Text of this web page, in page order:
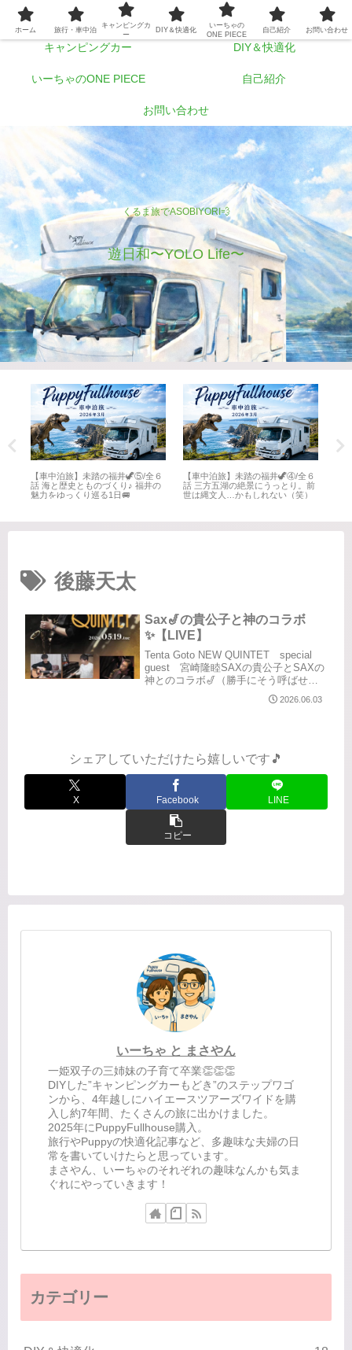
くるま旅でASOBIYORI💨
遊日和〜YOLO Life〜
ホーム 旅行・車中泊
キャンピングカー DIY＆快適化
いーちゃのONE PIECE 自己紹介
お問い合わせ
【車中泊旅】未踏の福井🦖⑤/全６
話 海と歴史とものづくり♪ 福井の
魅力をゆっくり巡る1日🚐
【車中泊旅】未踏の福井🦖④/全６
話 三方五湖の絶景にうっとり。前
世は縄文人…かもしれない（笑）
後藤天太
Sax🎷の貴公子と神のコラボ
✨【LIVE】
Tenta Goto NEW QUINTET special
guest 宮崎隆睦SAXの貴公子とSAXの
神とのコラボ🎷（勝手にそう呼ばせて
もらっている）NEW QUINTETのLIVE
は2回目赤坂のB-flat私もかなりの方向
2026.06.03
シェアしていただけたら嬉しいです🎵
X Facebook LINE
コピー
いーちゃ と まさやん
一姫双子の三姉妹の子育て卒業👏👏👏
DIYした”キャンピングカーもどき”のステップワゴ
ンから、4年越しにハイエースツアーズワイドを購
入し約7年間、たくさんの旅に出かけました。
2025年にPuppyFullhouse購入。
旅行やPuppyの快適化記事など、多趣味な夫婦の日
常を書いていけたらと思っています。
まさやん、いーちゃのそれぞれの趣味なんかも気ま
ぐれにやっていきます！
カテゴリー
ホーム 旅行・車中泊
キャンピングカ
ー
DIY＆快適化
いーちゃの
ONE PIECE
自己紹介 お問い合わせ